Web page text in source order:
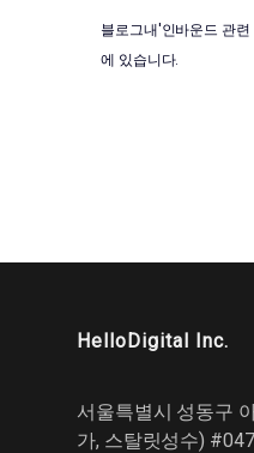
블로그내'인바운드 관
에 있습니다.
HelloDigital Inc.
서울특별시 성동구
가, 스탈릿성수)